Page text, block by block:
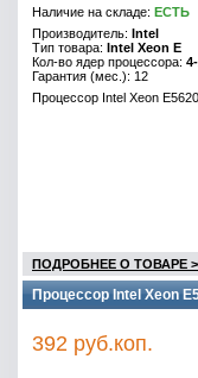
Наличие на складе: ЕСТЬ
Производитель: Intel
Тип товара: Intel Xeon E
Кол-во ядер процессора:
Гарантия (мес.): 12
Процессор Intel Xeon
ПОДРОБНЕЕ О ТОВАРЕ
Процессор Intel Xeon
392 руб.коп.